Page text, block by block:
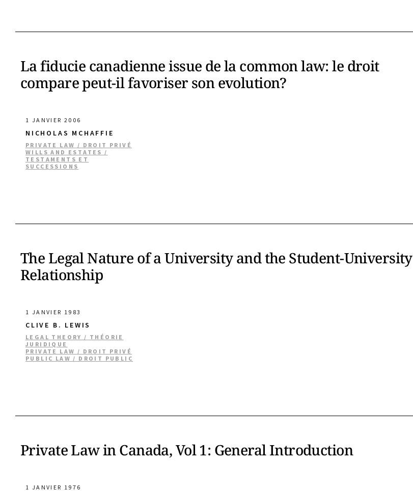
La fiducie canadienne issue de la common law: le droit
compare peut-il favoriser son evolution?
1 JANVIER 2006
NICHOLAS MCHAFFIE
PRIVATE LAW / DROIT PRIVÉ
WILLS AND ESTATES /
TESTAMENTS ET
SUCCESSIONS
The Legal Nature of a University and the Student-University
Relationship
1 JANVIER 1983
CLIVE B. LEWIS
LEGAL THEORY / THÉORIE
JURIDIQUE
PRIVATE LAW / DROIT PRIVÉ
PUBLIC LAW / DROIT PUBLIC
Private Law in Canada, Vol 1: General Introduction
1 JANVIER 1976